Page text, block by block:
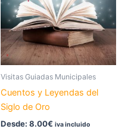
Visitas Guiadas Municipales
Cuentos y Leyendas del
Siglo de Oro
Desde: 8.00€ iva incluido